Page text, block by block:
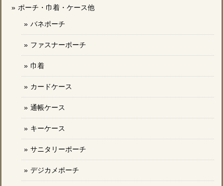
ポーチ・巾着・ケース他
バネポーチ
ファスナーポーチ
巾着
カードケース
通帳ケース
キーケース
サニタリーポーチ
デジカメポーチ